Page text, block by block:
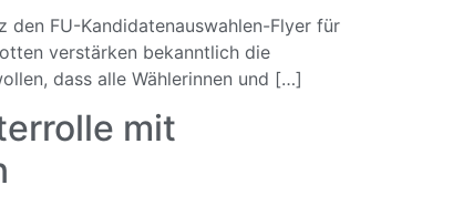
den FU-Kandidatenauswahlen-Flyer für
verstärken bekanntlich die
dass alle Wählerinnen und […]
mit